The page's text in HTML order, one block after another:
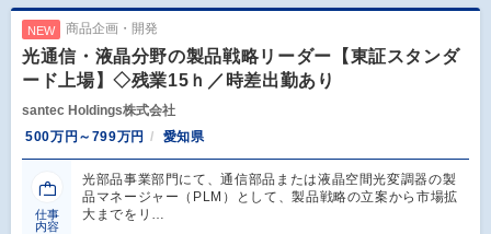
NEW 商品企画・開発
光通信・液晶分野の製品戦略リーダー【東証スタンダ
ード上場】◇残業15ｈ／時差出勤あり
santec Holdings株式会社
500万円～799万円
愛知県
仕事
内容
光部品事業部門にて、通信部品または液晶空間光変調器の製
品マネージャー（PLM）として、製品戦略の立案から市場拡
大までをリ…